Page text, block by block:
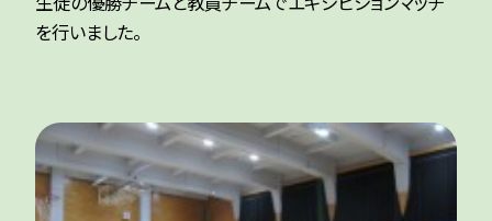
を行いました。